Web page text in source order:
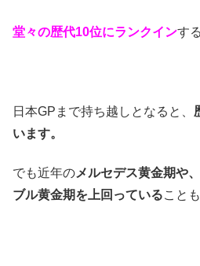
堂々の歴代10位にランクインす
日本GPまで持ち越しとなると、
います。
でも近年のメルセデス黄金期や
ブル黄金期を上回っていること